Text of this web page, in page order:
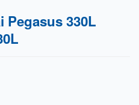
Pegasus 330L